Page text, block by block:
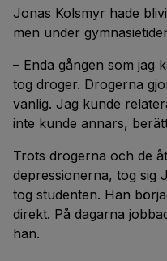
Jonas Kolsmyr hade
men under
– Enda gången som jag
tog droger. Drogerna
vanlig. Jag kunde
inte kunde annars,
Trots drogerna och de
depressionerna, tog sig
tog studenten. Han
direkt. På dagarna
han.